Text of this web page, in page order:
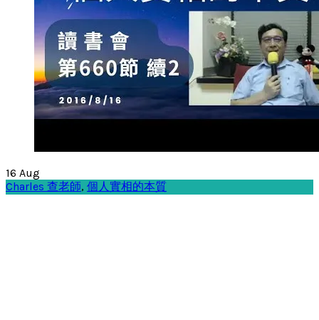
16 Aug
Charles 查老師, 個人實相的本質